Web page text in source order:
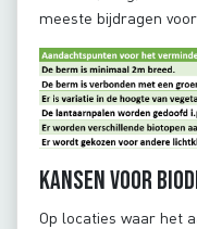
meeste bijdragen
Kansen voor
Op locaties waar het